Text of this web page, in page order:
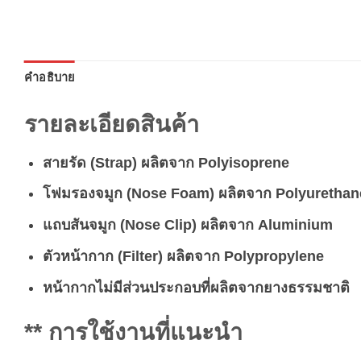
คำอธิบาย
รายละเอียดสินค้า
สายรัด (Strap) ผลิตจาก Polyisoprene
โฟมรองจมูก (Nose Foam) ผลิตจาก
แถบสันจมูก (Nose Clip) ผลิตจาก Aluminium
ตัวหน้ากาก (Filter) ผลิตจาก Polypropylene
หน้ากากไม่มีส่วนประกอบที่ผลิตจากยางธรรมชาติ
** การใช้งานที่แนะนำ